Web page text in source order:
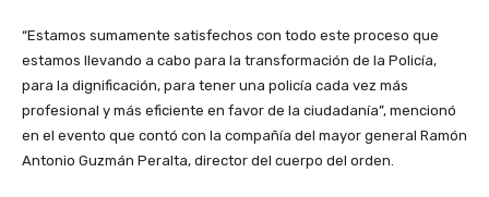
“Estamos sumamente satisfechos con todo este proceso que
estamos llevando a cabo para la transformación de la Policía,
para la dignificación, para tener una policía cada vez más
profesional y más eficiente en favor de la ciudadanía”, mencionó
en el evento que contó con la compañía del mayor general Ramón
Antonio Guzmán Peralta, director del cuerpo del orden.